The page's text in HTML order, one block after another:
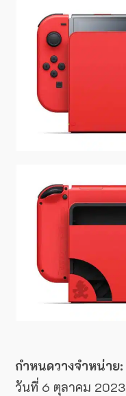
กำหนดวางจำหน่าย:
วันที่ 6 ตุลาคม 2023